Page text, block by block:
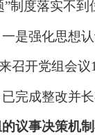
制度落实不到
是强化思想
召开党组会
完成整改并长
的议事决策机